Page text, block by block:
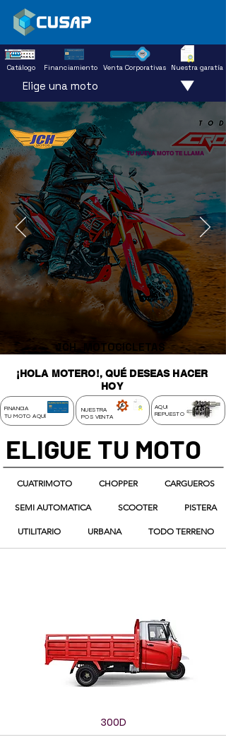
Catálogo Financiamiento Venta Corporativas Nuestra garatía
Elige una moto
TU NUEVA MOTO TE LLAMA
JCH MOTOCICLETAS
¡HOLA MOTERO!, QUÉ DESEAS HACER
HOY
FINANCIA
TU MOTO AQUI
NUESTRA
POS VENTA
AQUI
REPUESTO
ELIGUE TU MOTO
300D
CARGUEROS
CHOPPER
CUATRIMOTO
PISTERA
SCOOTER
SEMI AUTOMATICA
TODO TERRENO
URBANA
UTILITARIO